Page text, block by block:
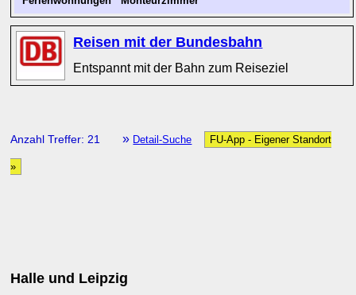
Reisen mit der Bundesbahn
Entspannt mit der Bahn zum Reiseziel
Anzahl Treffer: 21 » Detail-Suche FU-App - Eigener Standort
»
Halle und Leipzig